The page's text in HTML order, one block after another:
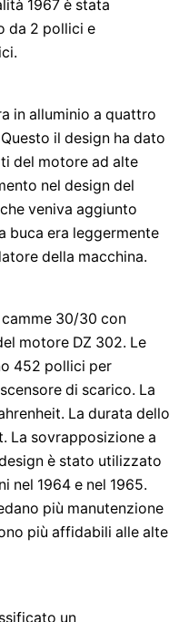
1967 è stata
da 2 pollici e
in alluminio a quattro
il design ha dato
del motore ad alte
nel design del
veniva aggiunto
buca era leggermente
della macchina.
30/30 con
motore DZ 302. Le
452 pollici per
di scarico. La
La durata dello
La sovrapposizione a
è stato utilizzato
nel 1964 e nel 1965.
più manutenzione
più affidabili alle alte
un